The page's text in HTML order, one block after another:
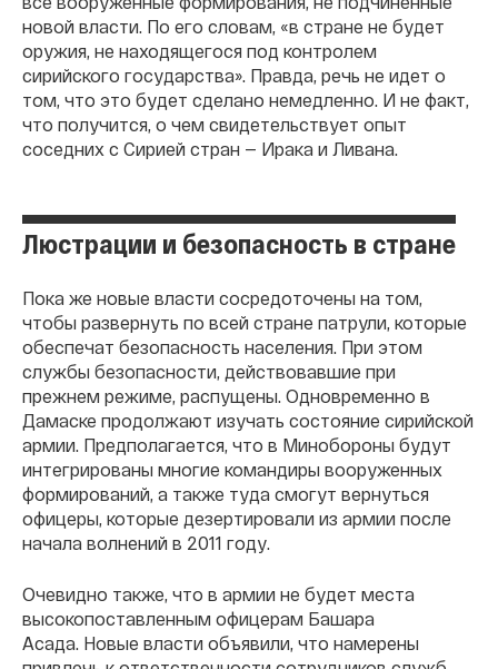
новой власти. По его словам, «в стране не будет
оружия, не находящегося под контролем
сирийского государства». Правда, речь не идет о
том, что это будет сделано немедленно. И не факт,
что получится, о чем свидетельствует опыт
соседних с Сирией стран — Ирака и Ливана.
Люстрации и безопасность в стране
Пока же новые власти сосредоточены на том,
чтобы развернуть по всей стране патрули, которые
обеспечат безопасность населения. При этом
службы безопасности, действовавшие при
прежнем режиме, распущены. Одновременно в
Дамаске продолжают изучать состояние сирийской
армии. Предполагается, что в Минобороны будут
интегрированы многие командиры вооруженных
формирований, а также туда смогут вернуться
офицеры, которые дезертировали из армии после
начала волнений в 2011 году.
Очевидно также, что в армии не будет места
высокопоставленным офицерам Башара
Асада. Новые власти объявили, что намерены